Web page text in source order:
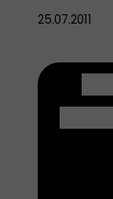
25.07.2011